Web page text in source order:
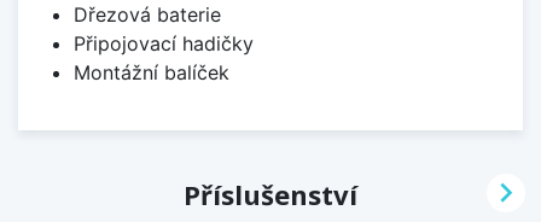
Dřezová baterie
Připojovací hadičky
Montážní balíček
Příslušenství 